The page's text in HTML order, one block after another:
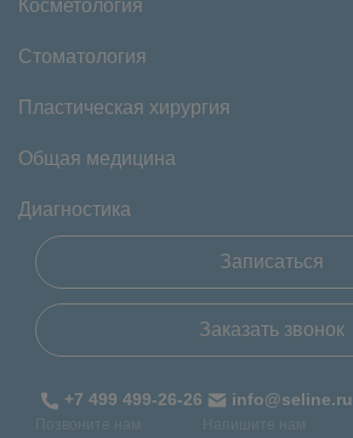
Косметология
Стоматология
Пластическая хирургия
Общая медицина
Диагностика
Записаться
Заказать звонок
+7 499 499-26-26
Позвоните нам
info@seline.ru
Напишите нам